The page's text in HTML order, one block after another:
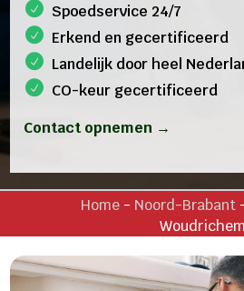
Spoedservice 24/7
Erkend en gecertificeerd
Landelijk door heel
CO-keur gecertificeerd
Contact opnemen →
Home - Noord-Brabant
Woudrichem